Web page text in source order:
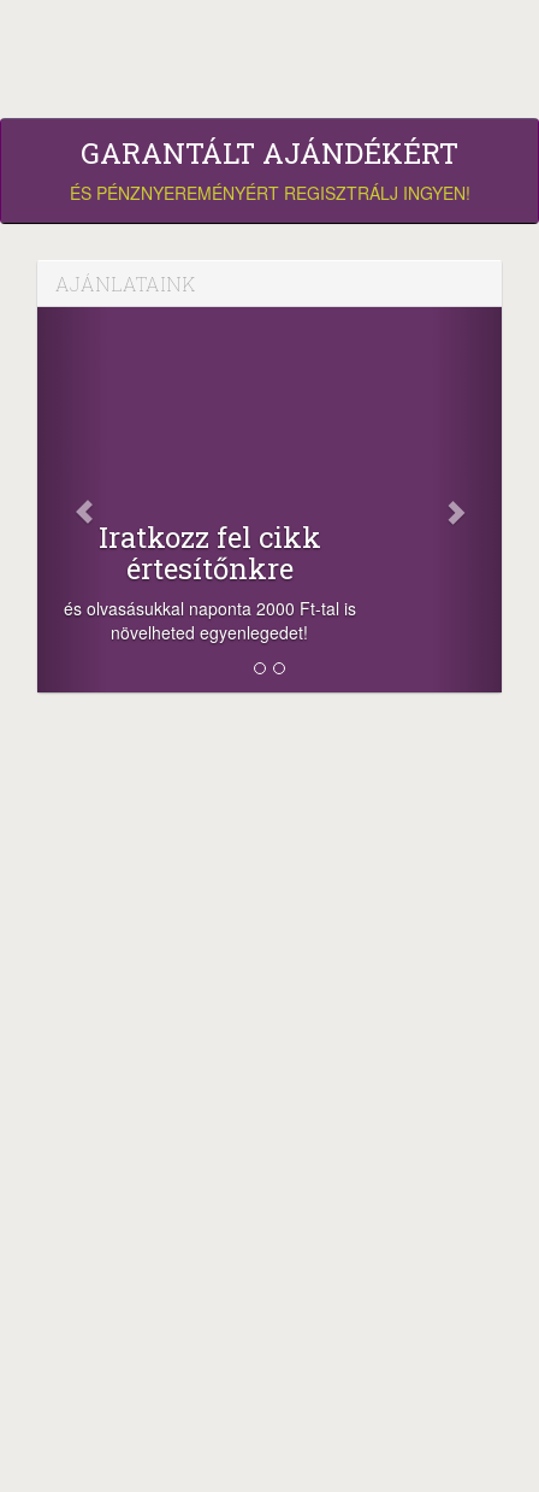
GARANTÁLT AJÁNDÉKÉRT
ÉS PÉNZNYEREMÉNYÉRT REGISZTRÁLJ INGYEN!
AJÁNLATAINK
+1.000.000 Ft...
-nyeremény növelés jár a szerencsésnek
megosztási lehetőséget. Lájkolj is minket!